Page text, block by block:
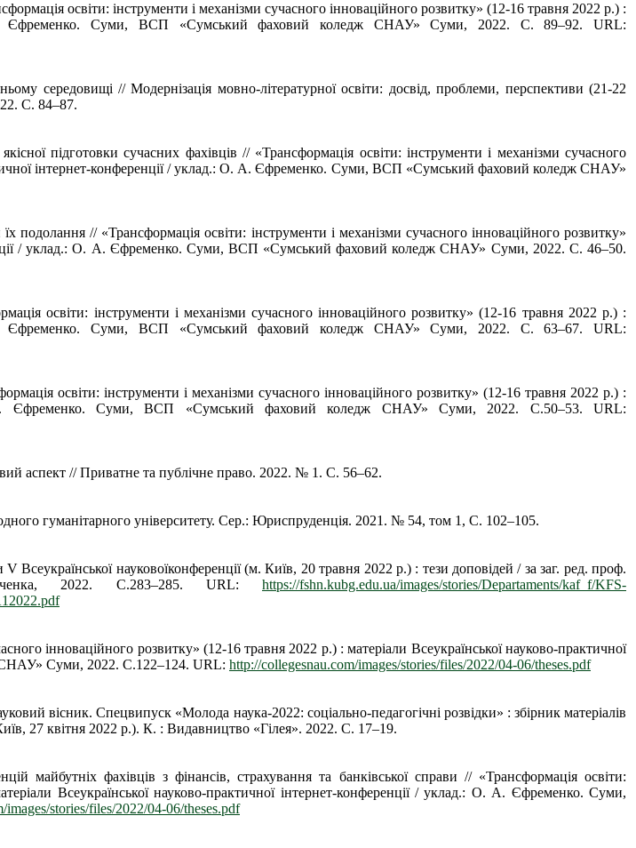
освіти: інструменти і механізми сучасного інноваційного розвитку» (12-16 травня 2022 р.) :
О. А. Єфременко. Суми, ВСП «Сумський фаховий коледж СНАУ» Суми, 2022. С. 89–92. URL:
середовищі // Модернізація мовно-літературної освіти: досвід, проблеми, перспективи (21-22
С. 84–87.
підготовки сучасних фахівців // «Трансформація освіти: інструменти і механізми сучасного
інтернет-конференції / уклад.: О. А. Єфременко. Суми, ВСП «Сумський фаховий коледж СНАУ»
// «Трансформація освіти: інструменти і механізми сучасного інноваційного розвитку»
/ уклад.: О. А. Єфременко. Суми, ВСП «Сумський фаховий коледж СНАУ» Суми, 2022. С. 46–50.
освіти: інструменти і механізми сучасного інноваційного розвитку» (12-16 травня 2022 р.) :
О. А. Єфременко. Суми, ВСП «Сумський фаховий коледж СНАУ» Суми, 2022. С. 63–67. URL:
освіти: інструменти і механізми сучасного інноваційного розвитку» (12-16 травня 2022 р.) :
О. А. Єфременко. Суми, ВСП «Сумський фаховий коледж СНАУ» Суми, 2022. С.50–53. URL:
аспект // Приватне та публічне право. 2022. № 1. С. 56–62.
гуманітарного університету. Сер.: Юриспруденція. 2021. № 54, том 1, С. 102–105.
Всеукраїнської науковоїконференції (м. Київ, 20 травня 2022 р.) : тези доповідей / за заг. ред. проф.
2022. С.283–285. URL: https://fshn.kubg.edu.ua/images/stories/Departaments/kaf_f/KFS-
інноваційного розвитку» (12-16 травня 2022 р.) : матеріали Всеукраїнської науково-практичної
Суми, 2022. С.122–124. URL: http://collegesnau.com/images/stories/files/2022/04-06/theses.pdf
вісник. Спецвипуск «Молода наука-2022: соціально-педагогічні розвідки» : збірник матеріалів
27 квітня 2022 р.). К. : Видавництво «Гілея». 2022. С. 17–19.
майбутніх фахівців з фінансів, страхування та банківської справи // «Трансформація освіти:
Всеукраїнської науково-практичної інтернет-конференції / уклад.: О. А. Єфременко. Суми,
images/stories/files/2022/04-06/theses.pdf